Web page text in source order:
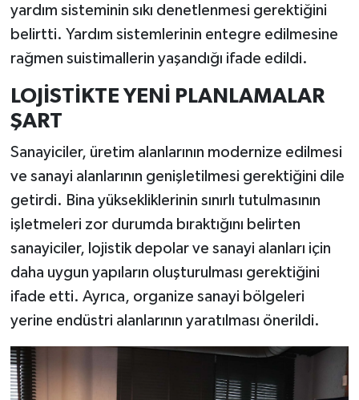
yardım sisteminin sıkı denetlenmesi gerektiğini
belirtti. Yardım sistemlerinin entegre edilmesine
rağmen suistimallerin yaşandığı ifade edildi.
LOJİSTİKTE YENİ PLANLAMALAR
ŞART
Sanayiciler, üretim alanlarının modernize edilmesi
ve sanayi alanlarının genişletilmesi gerektiğini dile
getirdi. Bina yüksekliklerinin sınırlı tutulmasının
işletmeleri zor durumda bıraktığını belirten
sanayiciler, lojistik depolar ve sanayi alanları için
daha uygun yapıların oluşturulması gerektiğini
ifade etti. Ayrıca, organize sanayi bölgeleri
yerine endüstri alanlarının yaratılması önerildi.